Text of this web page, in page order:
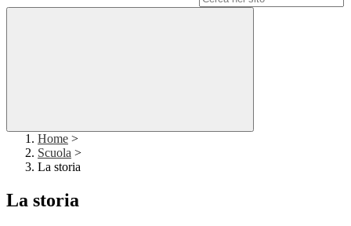
Home >
Scuola >
La storia
La storia